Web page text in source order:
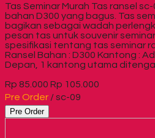
Tas Seminar Murah Tas ransel
bahan D300 yang bagus. Tas
bagikan sebagai wadah
pesan tas untuk souvenir
spesifikasi tentang tas seminar
Ransel Bahan : D300 Kantong :
Depan, 1 kantong utama
Rp 85.000 Rp 105.000
Pre Order / sc-09
Pre Order